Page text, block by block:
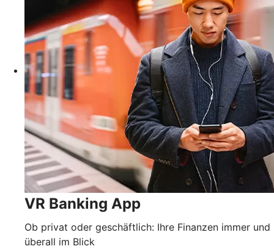
VR Banking App
Ob privat oder geschäftlich: Ihre Finanzen immer und
überall im Blick